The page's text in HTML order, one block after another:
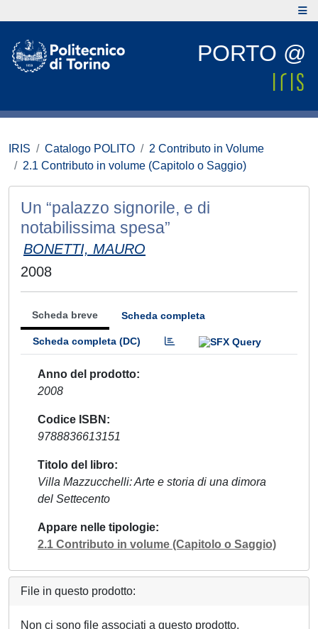
PORTO @
IRIS Catalogo POLITO
2 Contributo in Volume
2.1 Contributo in volume (Capitolo o Saggio)
Un “palazzo signorile, e di
notabilissima spesa”
BONETTI, MAURO
2008
Scheda breve Scheda completa
Scheda completa (DC)
Anno del prodotto
2008
Codice ISBN
9788836613151
Titolo del libro
Villa Mazzucchelli: Arte e storia di una dimora
del Settecento
Appare nelle tipologie
2.1 Contributo in volume (Capitolo o Saggio)
File in questo prodotto:
Non ci sono file associati a questo prodotto.